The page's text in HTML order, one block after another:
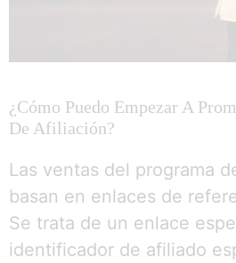
¿Cómo Puedo Empezar A
De Afiliación?
Las ventas del programa
basan en enlaces de
Se trata de un enlace
identificador de afiliado